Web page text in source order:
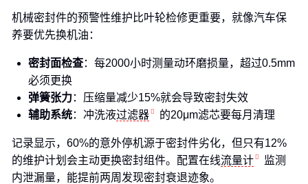
机械密封件的预警性维护比叶轮检修更重要，就像汽车保
养要优先换机油：
密封面检查：每2000小时测量动环磨损量，超过0.5mm
必须更换
弹簧张力：压缩量减少15%就会导致密封失效
辅助系统：冲洗液过滤器 的20μm滤芯要每月清理
记录显示，60%的意外停机源于密封件劣化，但只有12%
的维护计划会主动更换密封组件。配置在线流量计
监测
内泄漏量，能提前两周发现密封衰退迹象。